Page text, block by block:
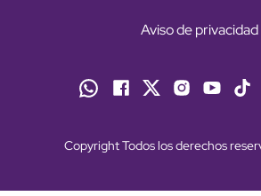
Aviso de privacidad
Copyright Todos los derechos